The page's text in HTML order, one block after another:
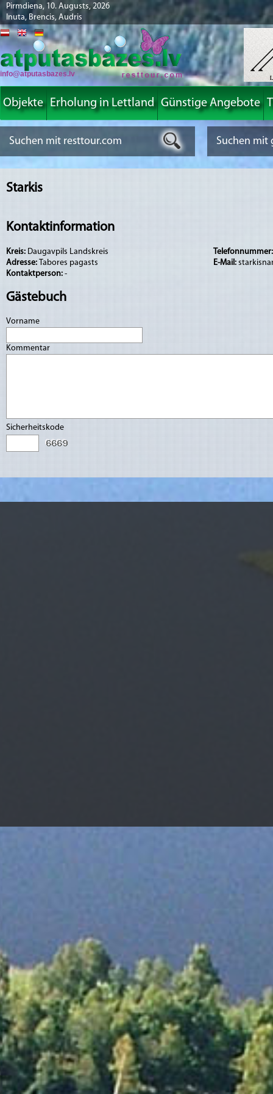
Pirmdiena, 10. Augusts, 2026
Inuta, Brencis, Audris
info@atputasbazes.lv
Objekte Erholung in Lettland Günstige Angebote
Starkis
Kontaktinformation
Kreis: Daugavpils Landskreis
Adresse: Tabores pagasts
Kontaktperson: -
E-Mail:
Gästebuch
Vorname
Kommentar
Sicherheitskode